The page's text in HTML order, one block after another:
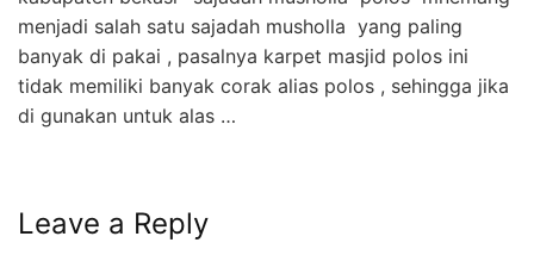
menjadi salah satu sajadah musholla yang paling
banyak di pakai , pasalnya karpet masjid polos ini
tidak memiliki banyak corak alias polos , sehingga jika
di gunakan untuk alas …
Leave a Reply